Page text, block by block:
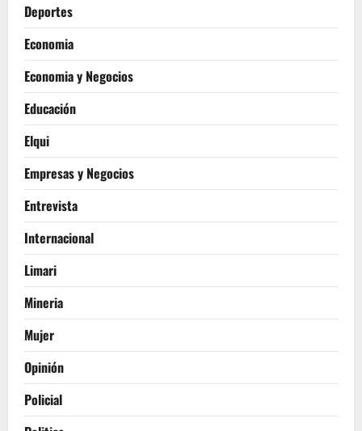
Deportes
Economia
Economia y Negocios
Educación
Elqui
Empresas y Negocios
Entrevista
Internacional
Limari
Mineria
Mujer
Opinión
Policial